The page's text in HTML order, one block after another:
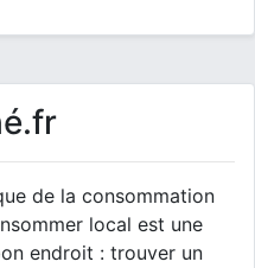
de la consommation
local est une
endroit : trouver un